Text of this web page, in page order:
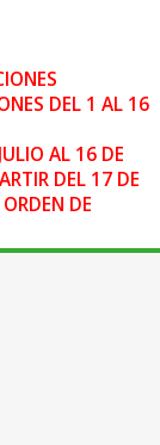
DEL 1 AL 16
AL 16 DE
DEL 17 DE
DE